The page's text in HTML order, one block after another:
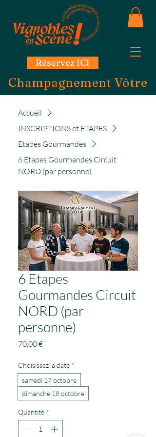
Réservez ICI
Champagnement Vôtre
Accueil
INSCRIPTIONS et ETAPES
Etapes Gourmandes
6 Etapes Gourmandes Circuit
NORD (par personne)
6 Etapes
Gourmandes Circuit
NORD (par
personne)
70,00 €Prix
Choisissez la date *
samedi 17 octobre
dimanche 18 octobre
Quantité *